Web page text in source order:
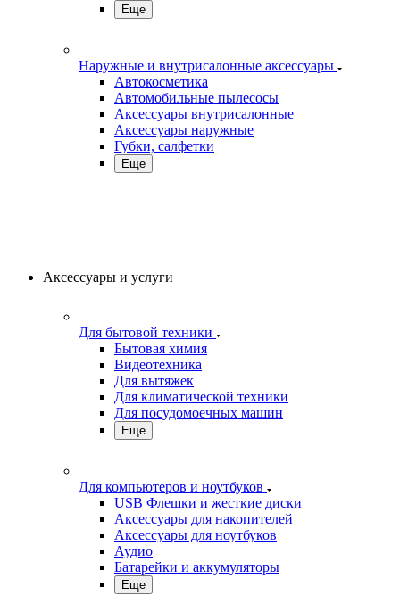
Еще
Наружные и внутрисалонные аксессуары
Автокосметика
Автомобильные пылесосы
Аксесcуары внутрисалонные
Аксессуары наружные
Губки, салфетки
Еще
Аксессуары и услуги
Для бытовой техники
Бытовая химия
Видеотехника
Для вытяжек
Для климатической техники
Для посудомоечных машин
Еще
Для компьютеров и ноутбуков
USB Флешки и жесткие диски
Аксессуары для накопителей
Аксессуары для ноутбуков
Аудио
Батарейки и аккумуляторы
Еще